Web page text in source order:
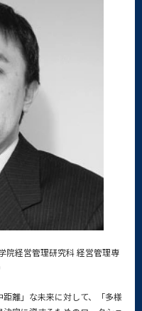
院経営管理研究科 経営管理専
離」な未来に対して、「多様